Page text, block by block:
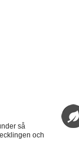
så
och